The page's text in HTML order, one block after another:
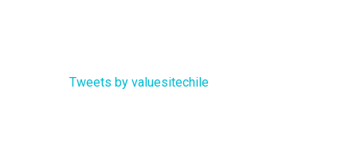
Tweets by valuesitechile